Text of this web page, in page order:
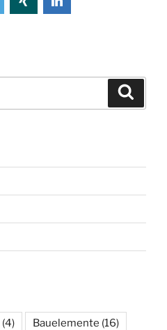
(4) Bauelemente (16)